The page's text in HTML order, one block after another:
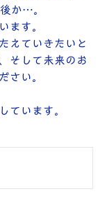
か…。
ます。
えていきたいと
そして未来のお
さい。
ています。